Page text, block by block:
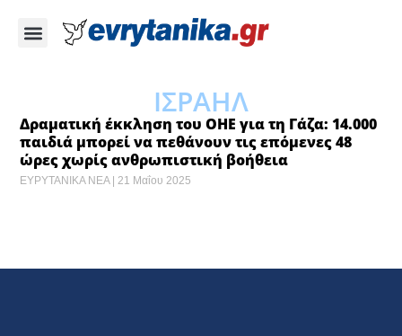
ΙΣΡΑΗΛ
Δραματική έκκληση του ΟΗΕ για τη Γάζα: 14.000
παιδιά μπορεί να πεθάνουν τις επόμενες 48
ώρες χωρίς ανθρωπιστική βοήθεια
ΕΥΡΥΤΑΝΙΚΑ ΝΕΑ 21 Μαΐου 2025